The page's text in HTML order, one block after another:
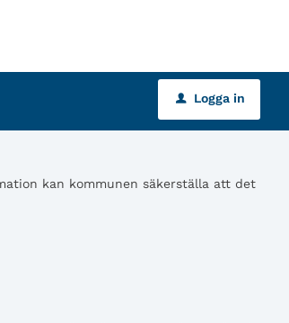
u Logga in
kan kommunen säkerställa att det